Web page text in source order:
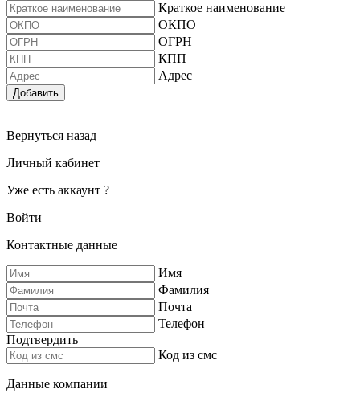
Краткое наименование
ОКПО
ОГРН
КПП
Адрес
Добавить
Вернуться назад
Личный кабинет
Уже есть аккаунт ?
Войти
Контактные данные
Имя
Фамилия
Почта
Телефон
Подтвердить
Код из смс
Данные компании